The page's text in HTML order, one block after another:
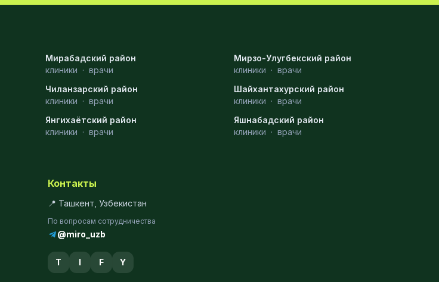
Мирабадский район
клиники · врачи
Мирзо-Улугбекский район
клиники · врачи
Чиланзарский район
клиники · врачи
Шайхантахурский район
клиники · врачи
Янгихаётский район
клиники · врачи
Яшнабадский район
клиники · врачи
Контакты
📍 Ташкент, Узбекистан
По вопросам сотрудничества
@miro_uzb
T I F Y